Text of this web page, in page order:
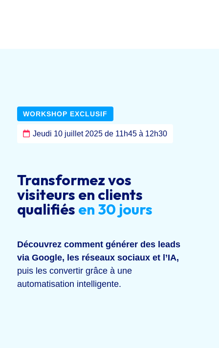
WORKSHOP EXCLUSIF
Jeudi 10 juillet 2025 de 11h45 à 12h30
Transformez vos
visiteurs en clients
qualifiés en 30 jours
Découvrez comment générer des leads
via Google, les réseaux sociaux et l’IA,
puis les convertir grâce à une
automatisation intelligente.